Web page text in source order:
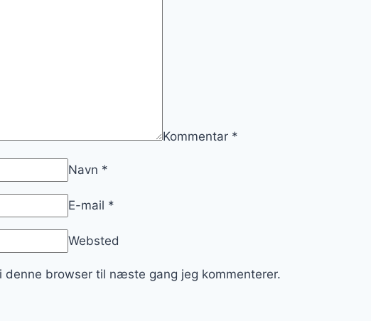
Kommentar *
Navn *
E-mail *
Websted
denne browser til næste gang jeg kommenterer.